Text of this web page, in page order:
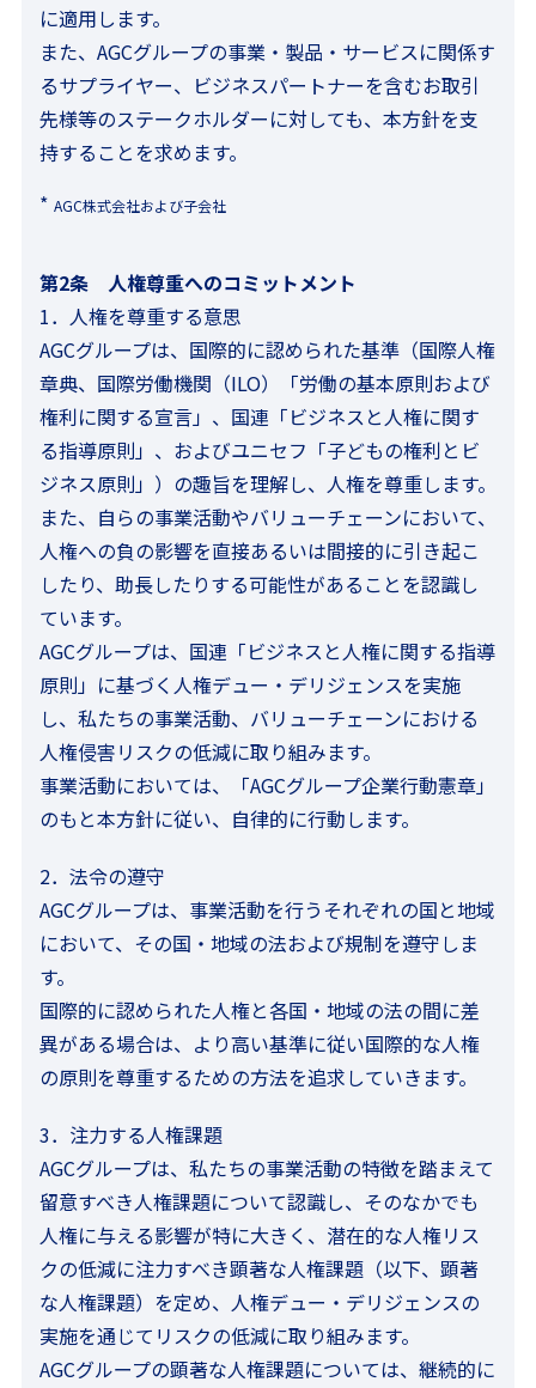
に適用します。
また、AGCグループの事業・製品・サービスに関係す
るサプライヤー、ビジネスパートナーを含むお取引
先様等のステークホルダーに対しても、本方針を支
持することを求めます。
AGC株式会社および子会社
第2条 人権尊重へのコミットメント
1．人権を尊重する意思
AGCグループは、国際的に認められた基準（国際人権
章典、国際労働機関（ILO）「労働の基本原則および
権利に関する宣言」、国連「ビジネスと人権に関す
る指導原則」、およびユニセフ「子どもの権利とビ
ジネス原則」）の趣旨を理解し、人権を尊重します。
また、自らの事業活動やバリューチェーンにおいて、
人権への負の影響を直接あるいは間接的に引き起こ
したり、助長したりする可能性があることを認識し
ています。
AGCグループは、国連「ビジネスと人権に関する指導
原則」に基づく人権デュー・デリジェンスを実施
し、私たちの事業活動、バリューチェーンにおける
人権侵害リスクの低減に取り組みます。
事業活動においては、「AGCグループ企業行動憲章」
のもと本方針に従い、自律的に行動します。
2．法令の遵守
AGCグループは、事業活動を行うそれぞれの国と地域
において、その国・地域の法および規制を遵守しま
す。
国際的に認められた人権と各国・地域の法の間に差
異がある場合は、より高い基準に従い国際的な人権
の原則を尊重するための方法を追求していきます。
3．注力する人権課題
AGCグループは、私たちの事業活動の特徴を踏まえて
留意すべき人権課題について認識し、そのなかでも
人権に与える影響が特に大きく、潜在的な人権リス
クの低減に注力すべき顕著な人権課題（以下、顕著
な人権課題）を定め、人権デュー・デリジェンスの
実施を通じてリスクの低減に取り組みます。
AGCグループの顕著な人権課題については、継続的に